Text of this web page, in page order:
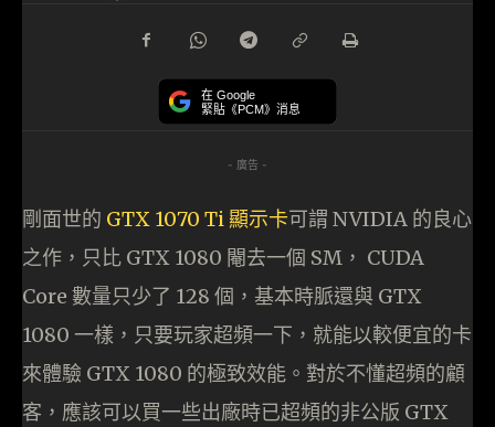
在 Google
緊貼《PCM》消息
- 廣告 -
剛面世的 GTX 1070 Ti 顯示卡可謂 NVIDIA 的良心
之作，只比 GTX 1080 閹去一個 SM， CUDA
Core 數量只少了 128 個，基本時脈還與 GTX
1080 一樣，只要玩家超頻一下，就能以較便宜的卡
來體驗 GTX 1080 的極致效能。對於不懂超頻的顧
客，應該可以買一些出廠時已超頻的非公版 GTX